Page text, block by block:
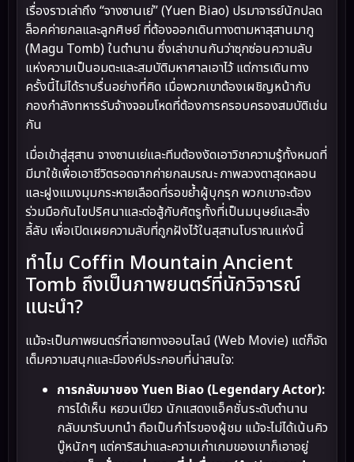
เรื่องราวเล่าถึง “จางซานเย่” (Yuen Biao) ปรมาจารย์นักปลด
ล็อคค่ายกลและลูกศิษย์ ที่ต้องออกเดินทางตามหาสุสานมากู
(Magu Tomb) ในตำนาน ซึ่งเล่าขานกันว่าซุกซ่อนความลับ
แห่งความเป็นอมตะและสมบัติมหาศาลเอาไว้ แต่การเดินทาง
ครั้งนี้ไม่ได้ราบรื่นอย่างที่คิด เมื่อพวกเขาต้องเผชิญหน้ากับ
กองกำลังทหารรับจ้างจอมโหดที่ต้องการครอบครองสมบัติเช่น
กัน
เมื่อเข้าสู่สุสาน จางซานเย่และทีมต้องงัดเอาวิชาความรู้ทั้งหมดที่
มีมาใช้เพื่อเอาชีวิตรอดจากค่ายกลมรณะ ภาพลวงตาสุดหลอน
และฝูงแมงมุมกระหายเลือดที่รอขย้ำผู้บุกรุก พวกเขาจะต้อง
ร่วมมือกันไขปริศนาและต่อสู้กับศัตรูทั้งที่เป็นมนุษย์และสิ่ง
ลี้ลับ เพื่อเปิดเผยความลับที่ถูกฝังไว้ในสุสานโบราณแห่งนี้
ทำไม Coffin Mountain Ancient
Tomb ถึงเป็นภาพยนตร์ที่นักวิจารณ์
แนะนำ?
แม้จะเป็นภาพยนตร์ที่ฉายทางออนไลน์ (Web Movie) แต่ก็จัด
เต็มความสนุกและมีองค์ประกอบที่น่าสนใจ:
การกลับมาของ Yuen Biao (Legendary Actor):
การได้เห็น หยวนเปียว นักแสดงแอ็คชั่นระดับตำนาน
กลับมารับบทนำ ถือเป็นกำไรของผู้ชม แม้จะไม่ได้เน้นคิว
บู๊หนักๆ แต่คาริสม่าและความเก๋าเกมของเขาก็เอาอยู่